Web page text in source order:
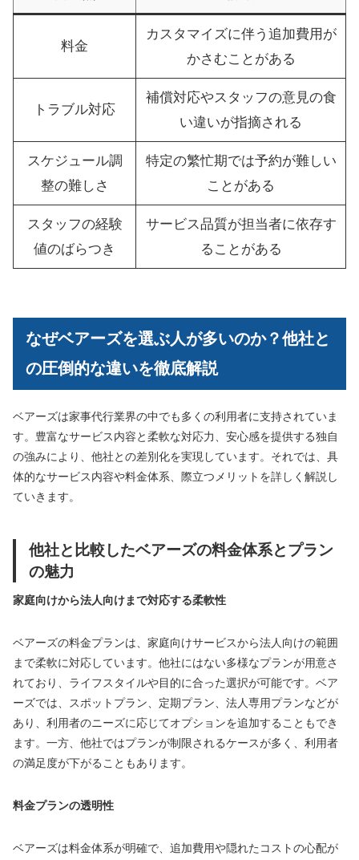
料金
カスタマイズに伴う追加費用が
かさむことがある
トラブル対応
補償対応やスタッフの意見の食
い違いが指摘される
スケジュール調
整の難しさ
特定の繁忙期では予約が難しい
ことがある
スタッフの経験
値のばらつき
サービス品質が担当者に依存す
ることがある
なぜベアーズを選ぶ人が多いのか？他社と
の圧倒的な違いを徹底解説
ベアーズは家事代行業界の中でも多くの利用者に支持されていま
す。豊富なサービス内容と柔軟な対応力、安心感を提供する独自
の強みにより、他社との差別化を実現しています。それでは、具
体的なサービス内容や料金体系、際立つメリットを詳しく解説し
ていきます。
他社と比較したベアーズの料金体系とプラン
の魅力
家庭向けから法人向けまで対応する柔軟性
ベアーズの料金プランは、家庭向けサービスから法人向けの範囲
まで柔軟に対応しています。他社にはない多様なプランが用意さ
れており、ライフスタイルや目的に合った選択が可能です。ベア
ーズでは、スポットプラン、定期プラン、法人専用プランなどが
あり、利用者のニーズに応じてオプションを追加することもでき
ます。一方、他社ではプランが制限されるケースが多く、利用者
の満足度が下がることもあります。
料金プランの透明性
ベアーズは料金体系が明確で、追加費用や隠れたコストの心配が